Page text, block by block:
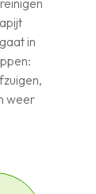
in
weer